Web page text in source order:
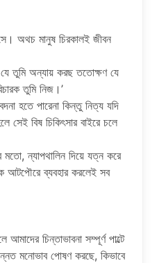
অথচ মানুষ চিরকালই জীবন
তুমি অন্যায় করছ ততোক্ষণ যে
তুমি নিজ।’
হতে পারেনা কিন্তু নিত্য যদি
সেই বিষ চিকিৎসার বাইরে চলে
মতো, ন্যাপথালিন দিয়ে যত্ন করে
আটপৌরে ব্যবহার করলেই সব
চিন্তাভাবনা সম্পূর্ণ পাল্টে
মনোভাব পোষণ করছে, কিভাবে